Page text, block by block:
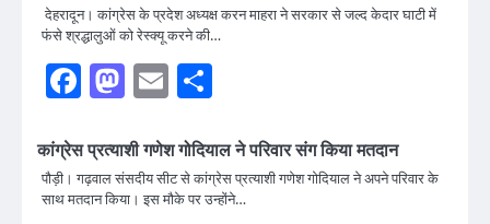
देहरादून। कांग्रेस के प्रदेश अध्यक्ष करन माहरा ने सरकार से जल्द केदार घाटी में
फंसे श्रद्धालुओं को रेस्क्यू करने की…
Facebook
Mastodon
Email
कांग्रेस प्रत्याशी गणेश गोदियाल ने परिवार संग किया मतदान
पौड़ी। गढ़वाल संसदीय सीट से कांग्रेस प्रत्याशी गणेश गोदियाल ने अपने परिवार के
साथ मतदान किया। इस मौके पर उन्होंने…